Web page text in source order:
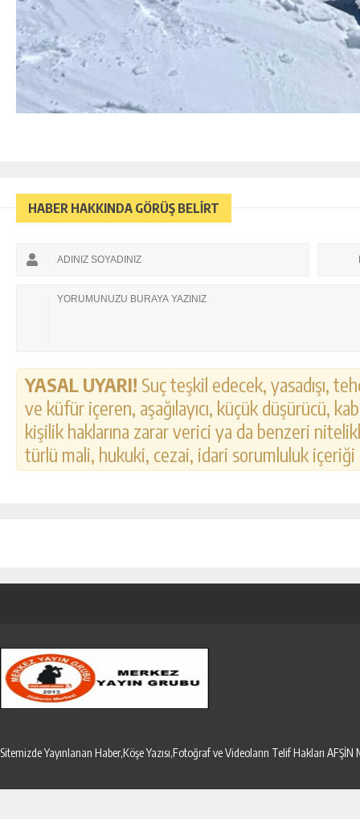
HABER HAKKINDA GÖRÜŞ BELİRT
YASAL UYARI! Suç teşkil edecek, yasadışı,
ve küfür içeren, aşağılayıcı, küçük düşürücü,
kişilik haklarına zarar verici ya da benzeri
türlü mali, hukuki, cezai, idari sorumluluk
Sitemizde Yayınlanan Haber,Köşe Yazısı,Fotoğraf ve Videoların Telif Hakları